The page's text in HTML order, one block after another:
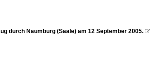
durch Naumburg (Saale) am 12 September 2005. 